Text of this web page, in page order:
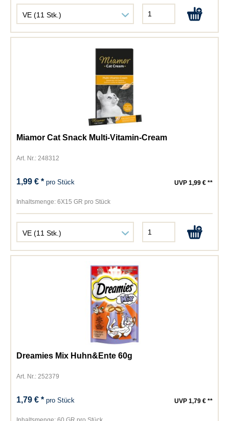
Miamor Cat Snack Multi-Vitamin-Cream
Art. Nr.: 248312
1,99 € *pro Stück UVP 1,99 € **
Inhaltsmenge: 6X15 GR pro Stück
Dreamies Mix Huhn&Ente 60g
Art. Nr.: 252379
1,79 € *pro Stück UVP 1,79 € **